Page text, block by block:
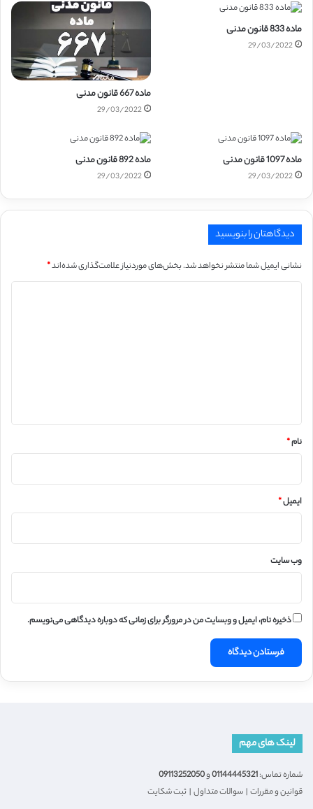
ماده 833 قانون مدنی
29/03/2022
ماده 667 قانون مدنی
29/03/2022
ماده 1097 قانون مدنی
29/03/2022
ماده 892 قانون مدنی
29/03/2022
دیدگاهتان را بنویسید
نشانی ایمیل شما منتشر نخواهد شد.بخش‌های موردنیاز علامت‌گذاری شده‌اند*
نام*
ایمیل*
وب‌ سایت
ذخیره نام، ایمیل و وبسایت من در مرورگر برای زمانی که دوباره دیدگاهی می‌نویسم.
لینک های مهم
شماره تماس:01144445321و09113252050
قوانین و مقررات | سوالات متداول | ثبت شکایت